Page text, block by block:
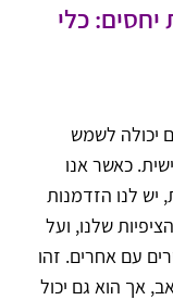
כלי
יכולה לשמש
כאשר אנו
יש לנו הזדמנות
שלנו, ועל
עם אחרים. זהו
אך הוא גם יכול